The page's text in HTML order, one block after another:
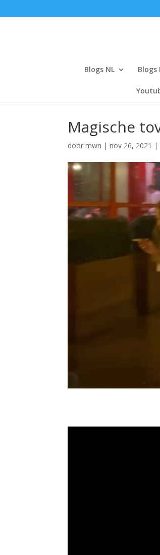
Blogs NL Blogs
Magische
doormwn |nov 26, 2021 |